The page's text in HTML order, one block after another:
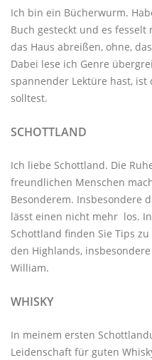
Ich bin ein Bücherwurm.
Buch gesteckt und es
das Haus abreißen, ohne,
Dabei lese ich Genre
spannender Lektüre hast,
solltest.
SCHOTTLAND
Ich liebe Schottland. Die
freundlichen Menschen
Besonderem. Insbesondere
lässt einen nicht mehr los.
Schottland finden Sie Tips
den Highlands,
William.
WHISKY
In meinem ersten
Leidenschaft für guten